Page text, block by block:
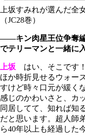
上坂すみれが選んだ全
（JC28巻）
――キン肉星王位争奪
でテリーマンと一緒に
上坂
はい、そこです
ほか時折見せるウォー
すけど時々口元が緩く
感じのかわいさと、カ
同居してて、知れば知
だと思います。超人師
ら40年以上も経過した